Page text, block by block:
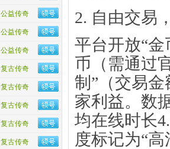
公益传奇
公益传奇
公益传奇
复古传奇
复古传奇
复古传奇
复古传奇
复古传奇
​2. 自由交易
平台开放“
币（需通过
制”（交易
家利益。数
均在线时长
度标记为“